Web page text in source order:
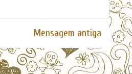
Mensagem antiga